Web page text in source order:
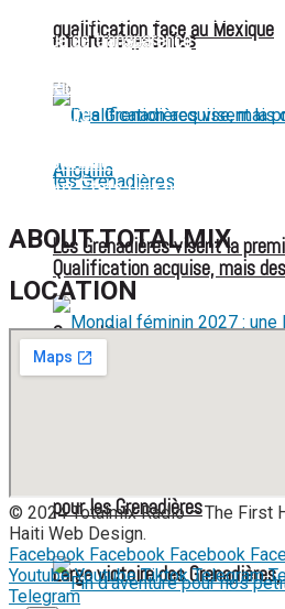
qualification face au Mexique
Qualification acquise, mais
Grenadières
Large victoire des
encore nécessaires
Les Grenadières visent la
Mondial féminin 2027 : une
pour les Grenadières
FIFA sous pression : l’UEFA et la
manque de transparence
Jean-Ricner Bellegarde contraint à
musculaire
Championnat U20 de la Concacaf :
face aux États-Unis pour son entrée
ABOUT TOTALMIX
LOCATION
© 2024 Totalmix Radio – The First
Haiti Web Design.
Facebook Facebook Facebook
Youtube Youtube Tiktok Telegram
Telegram